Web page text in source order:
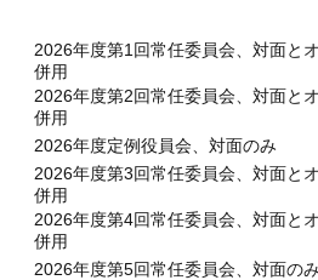
2026年度第1回常任委員会、対面と
併用
2026年度第2回常任委員会、対面と
併用
2026年度定例役員会、対面のみ
2026年度第3回常任委員会、対面と
併用
2026年度第4回常任委員会、対面と
併用
2026年度第5回常任委員会、対面の